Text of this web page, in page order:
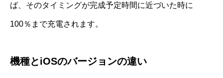
ば、そのタイミングが完成予定時間に近づいた時に
100％まで充電されます。
機種とiOSのバージョンの違い